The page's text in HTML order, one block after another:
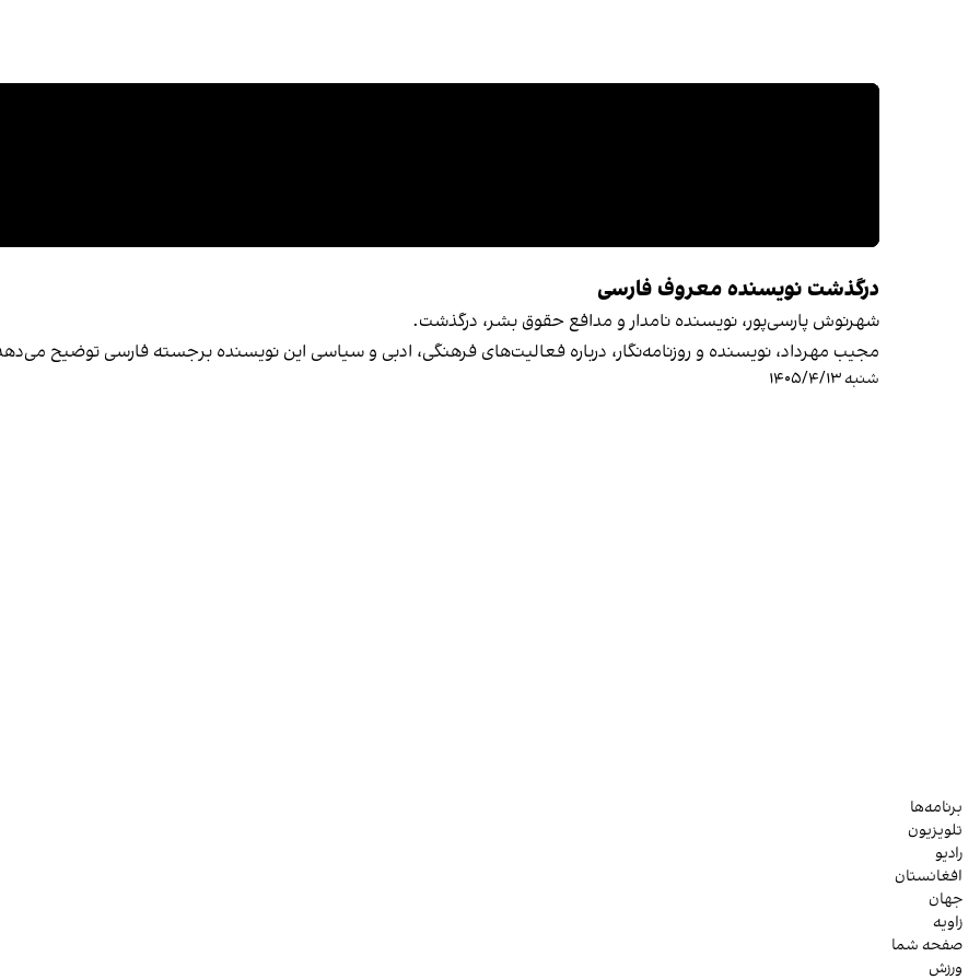
درگذشت نویسنده معروف فارسی
شهرنوش پارسی‌پور، نویسنده نامدار و مدافع حقوق بشر، درگذشت.
مجیب مهرداد، نویسنده و روزنامه‌نگار، درباره فعالیت‌های فرهنگی، ادبی و سیاسی این نویسنده برجسته فارسی‌‌ توضیح
شنبه ۱۴۰۵/۴/۱۳
برنامه‌ها
تلویزیون
رادیو
افغانستان
جهان
زاویه
صفحه شما
ورزش